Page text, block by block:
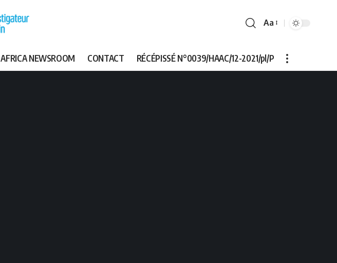
Font
Aa
AFRICA NEWSROOM CONTACT RÉCÉPISSÉ N°0039/HAAC/12-2021/pl/P